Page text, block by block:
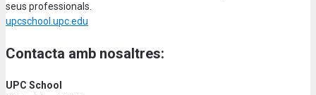
seus professionals.
upcschool.upc.edu
Contacta amb nosaltres:
UPC School